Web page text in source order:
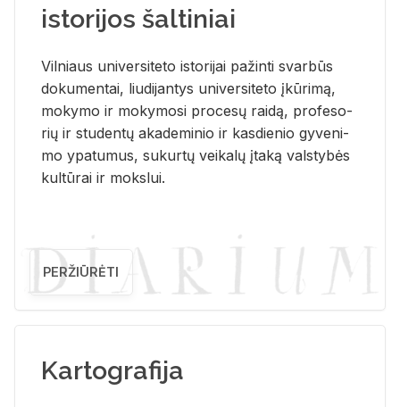
istorijos šaltiniai
Vil­niaus uni­ver­si­te­to is­to­ri­jai pa­žin­ti svar­būs
do­ku­men­tai, liu­di­jan­tys uni­ver­si­te­to įkū­ri­mą,
mo­ky­mo ir mo­ky­mo­si pro­ce­sų rai­dą, pro­fe­so­
rių ir stu­den­tų aka­de­mi­nio ir kas­die­nio gy­ve­ni­
mo ypa­tu­mus, su­kur­tų vei­ka­lų įta­ką vals­ty­bės
kul­tū­rai ir moks­lui.
PERŽIŪRĖTI
Kartografija